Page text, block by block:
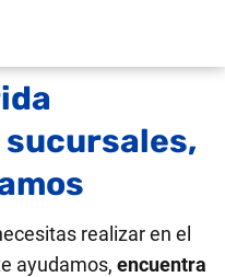
realizar en el
ayudamos, encuentra